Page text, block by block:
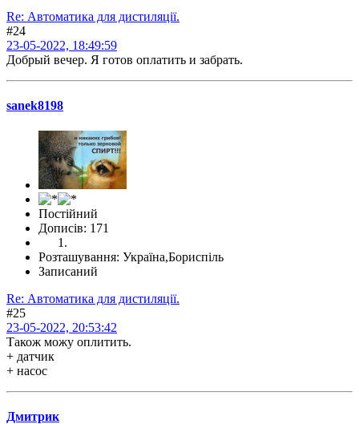
Re: Автоматика для дистиляції.
#24
23-05-2022, 18:49:59
Добрый вечер. Я готов оплатить и забрать.
sanek8198
Постійний
Дописів: 171
Розташування: Україна,Бориспіль
Записаний
Re: Автоматика для дистиляції.
#25
23-05-2022, 20:53:42
Також можу оплитить.
+ датчик
+ насос
Дмитрик